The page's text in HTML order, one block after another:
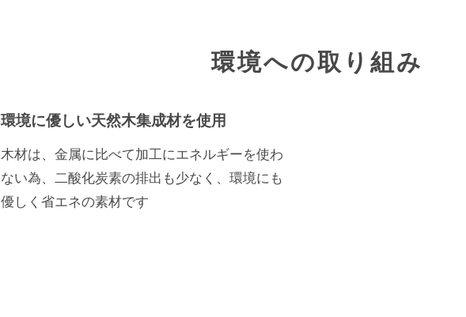
環境への取り組み
環境に優しい天然木集成材を使用
木材は、金属に比べて加工にエネルギーを使わ
ない為、二酸化炭素の排出も少なく、環境にも
優しく省エネの素材です